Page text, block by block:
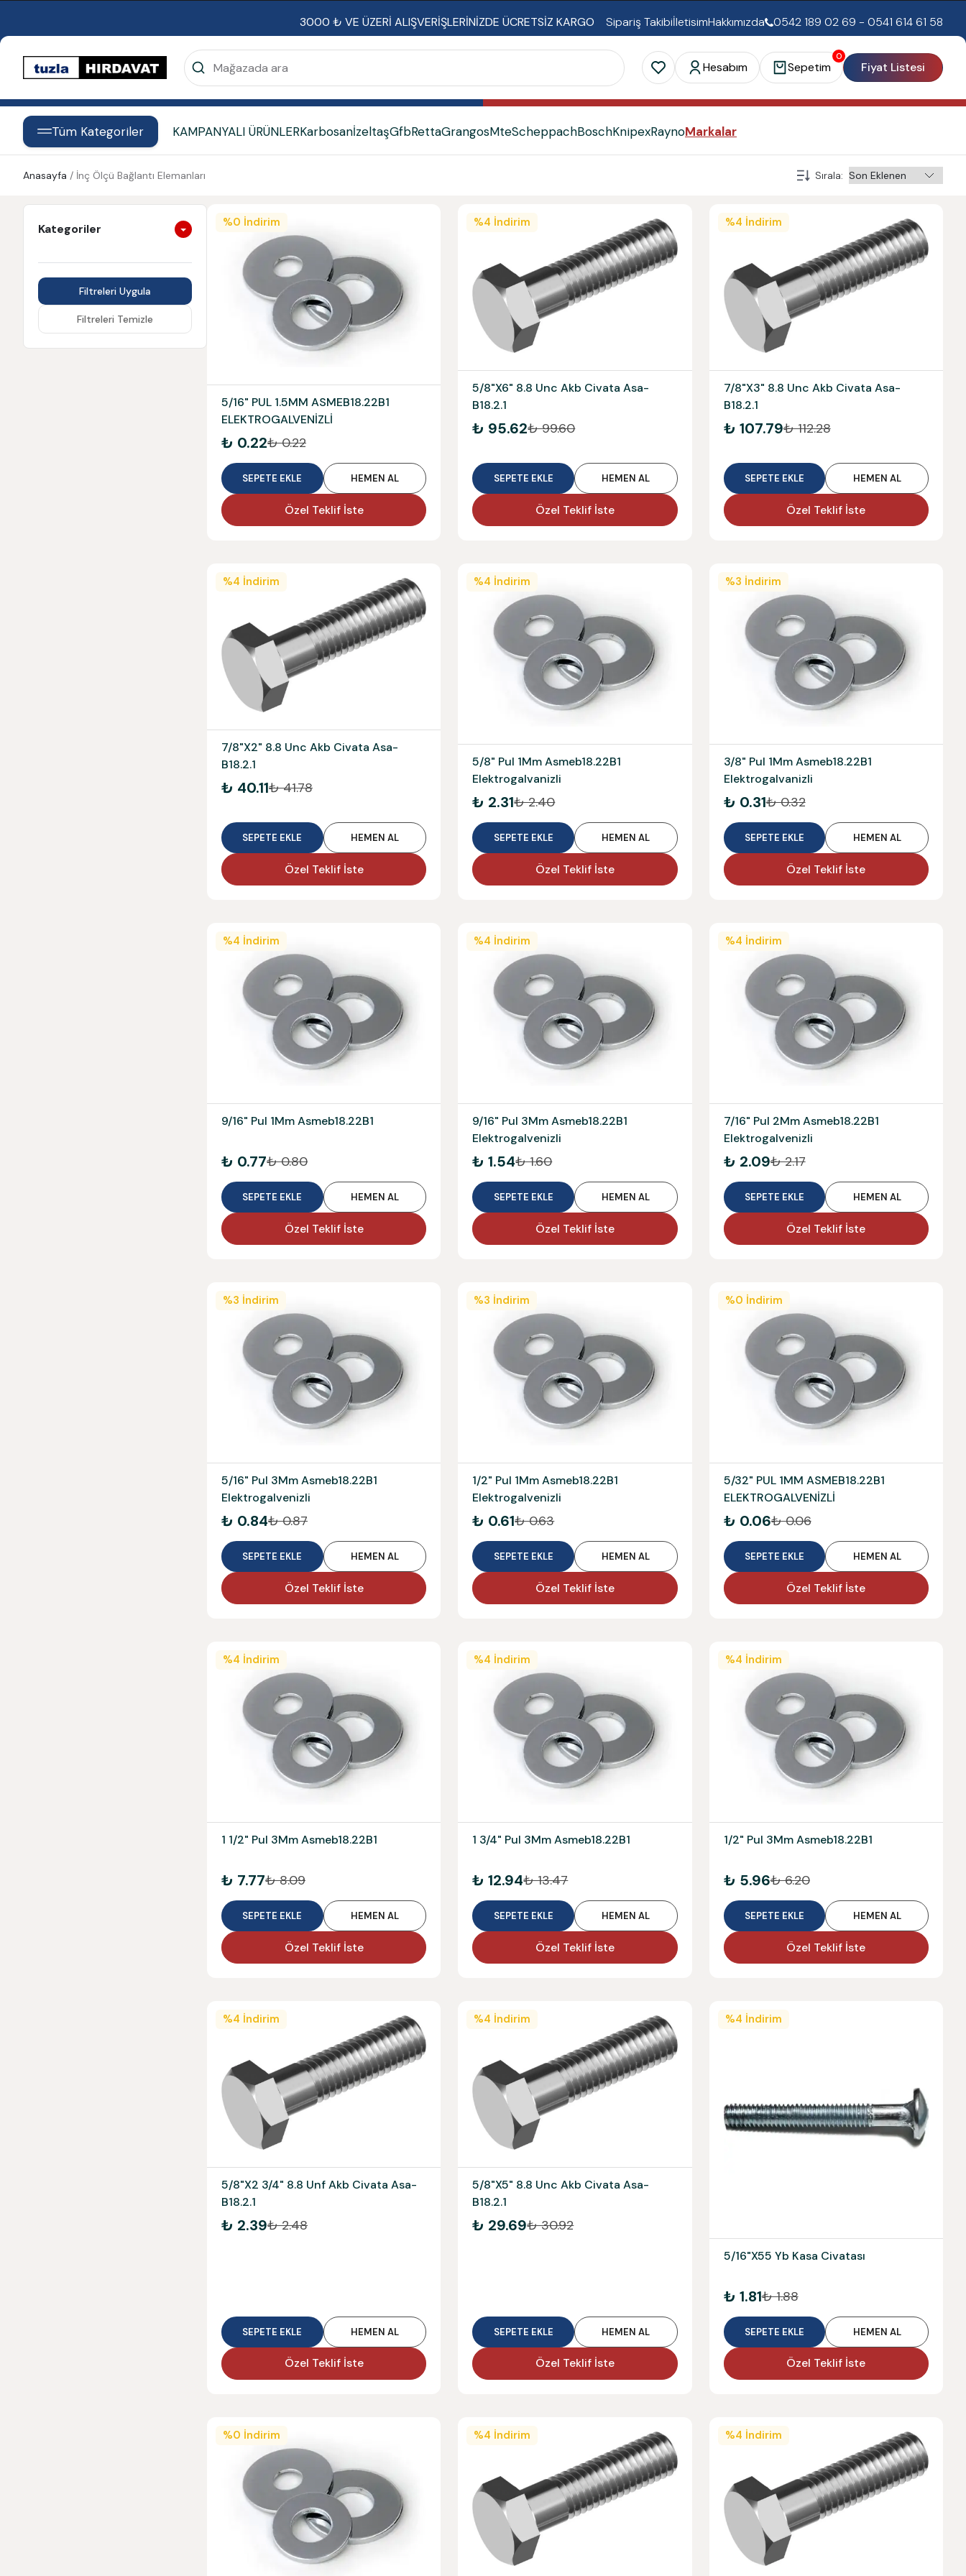
3000 ₺ VE ÜZERİ ALIŞVERİŞLERİNİZDE ÜCRETSİZ KARGO Sipariş TakibiİletisimHakkımızda 0542 189 02 69 - 0541 614 61 58
Hesabım
0
Sepetim Fiyat Listesi
Tüm Kategoriler KAMPANYALI ÜRÜNLERKarbosanİzeltaşGfbRettaGrangosMteScheppachBoschKnipexRaynoMarkalar
Anasayfa / İnç Ölçü Bağlantı Elemanları Sırala:
Kategoriler
Filtreleri Uygula
Filtreleri Temizle
%0 İndirim
5/16" PUL 1.5MM ASMEB18.22B1
ELEKTROGALVENİZLİ
₺ 0.22₺ 0.22
SEPETE EKLE HEMEN AL
Özel Teklif İste
%4 İndirim
5/8"X6" 8.8 Unc Akb Civata Asa-
B18.2.1
₺ 95.62₺ 99.60
SEPETE EKLE HEMEN AL
Özel Teklif İste
%4 İndirim
7/8"X3" 8.8 Unc Akb Civata Asa-
B18.2.1
₺ 107.79₺ 112.28
SEPETE EKLE HEMEN AL
Özel Teklif İste
%4 İndirim
7/8"X2" 8.8 Unc Akb Civata Asa-
B18.2.1
₺ 40.11₺ 41.78
SEPETE EKLE HEMEN AL
Özel Teklif İste
%4 İndirim
5/8" Pul 1Mm Asmeb18.22B1
Elektrogalvanizli
₺ 2.31₺ 2.40
SEPETE EKLE HEMEN AL
Özel Teklif İste
%3 İndirim
3/8" Pul 1Mm Asmeb18.22B1
Elektrogalvanizli
₺ 0.31₺ 0.32
SEPETE EKLE HEMEN AL
Özel Teklif İste
%4 İndirim
9/16" Pul 1Mm Asmeb18.22B1
₺ 0.77₺ 0.80
SEPETE EKLE HEMEN AL
Özel Teklif İste
%4 İndirim
9/16" Pul 3Mm Asmeb18.22B1
Elektrogalvenizli
₺ 1.54₺ 1.60
SEPETE EKLE HEMEN AL
Özel Teklif İste
%4 İndirim
7/16" Pul 2Mm Asmeb18.22B1
Elektrogalvenizli
₺ 2.09₺ 2.17
SEPETE EKLE HEMEN AL
Özel Teklif İste
%3 İndirim
5/16" Pul 3Mm Asmeb18.22B1
Elektrogalvenizli
₺ 0.84₺ 0.87
SEPETE EKLE HEMEN AL
Özel Teklif İste
%3 İndirim
1/2" Pul 1Mm Asmeb18.22B1
Elektrogalvenizli
₺ 0.61₺ 0.63
SEPETE EKLE HEMEN AL
Özel Teklif İste
%0 İndirim
5/32" PUL 1MM ASMEB18.22B1
ELEKTROGALVENİZLİ
₺ 0.06₺ 0.06
SEPETE EKLE HEMEN AL
Özel Teklif İste
%4 İndirim
1 1/2" Pul 3Mm Asmeb18.22B1
₺ 7.77₺ 8.09
SEPETE EKLE HEMEN AL
Özel Teklif İste
%4 İndirim
1 3/4" Pul 3Mm Asmeb18.22B1
₺ 12.94₺ 13.47
SEPETE EKLE HEMEN AL
Özel Teklif İste
%4 İndirim
1/2" Pul 3Mm Asmeb18.22B1
₺ 5.96₺ 6.20
SEPETE EKLE HEMEN AL
Özel Teklif İste
%4 İndirim
5/8"X2 3/4" 8.8 Unf Akb Civata Asa-
B18.2.1
₺ 2.39₺ 2.48
SEPETE EKLE HEMEN AL
Özel Teklif İste
%4 İndirim
5/8"X5" 8.8 Unc Akb Civata Asa-
B18.2.1
₺ 29.69₺ 30.92
SEPETE EKLE HEMEN AL
Özel Teklif İste
%4 İndirim
5/16"X55 Yb Kasa Civatası
₺ 1.81₺ 1.88
SEPETE EKLE HEMEN AL
Özel Teklif İste
%0 İndirim %4 İndirim %4 İndirim